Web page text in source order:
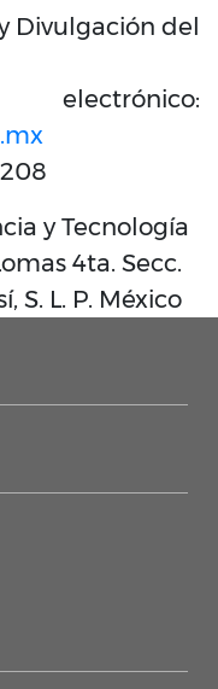
Divulgación del
y Tecnología
4ta. Secc.
S. L. P. México